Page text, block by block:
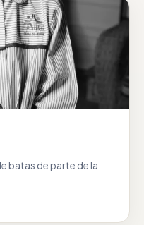
batas de parte de la